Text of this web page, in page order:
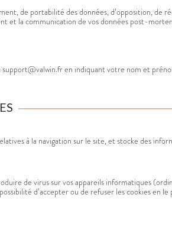
de portabilité des données, d’opposition, de
et la communication de vos données post-
en indiquant votre nom et
à la navigation sur le site, et stocke des
de virus sur vos appareils informatiques
d’accepter ou de refuser les cookies en